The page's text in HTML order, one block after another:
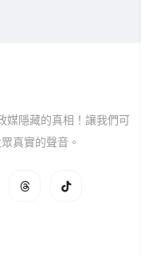
媒隱藏的真相！讓我們可
真實的聲音。